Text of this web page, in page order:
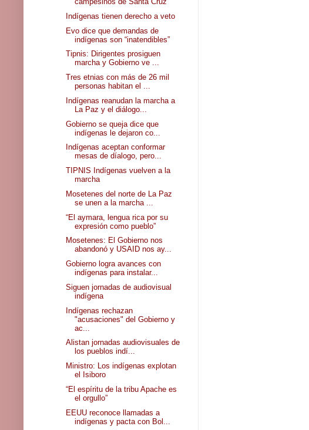
Indígenas tienen derecho a veto
Evo dice que demandas de
indígenas son “inatendibles”
Tipnis: Dirigentes prosiguen
marcha y Gobierno ve ...
Tres etnias con más de 26 mil
personas habitan el ...
Indígenas reanudan la marcha a
La Paz y el diálogo...
Gobierno se queja dice que
indígenas le dejaron co...
Indígenas aceptan conformar
mesas de díalogo, pero...
TIPNIS Indígenas vuelven a la
marcha
Mosetenes del norte de La Paz
se unen a la marcha ...
“El aymara, lengua rica por su
expresión como pueblo”
Mosetenes: El Gobierno nos
abandonó y USAID nos ay...
Gobierno logra avances con
indígenas para instalar...
Siguen jornadas de audiovisual
indígena
Indígenas rechazan
"acusaciones" del Gobierno y
ac...
Alistan jornadas audiovisuales de
los pueblos indí...
Ministro: Los indígenas explotan
el Isiboro
“El espíritu de la tribu Apache es
el orgullo”
EEUU reconoce llamadas a
indígenas y pacta con Bol...